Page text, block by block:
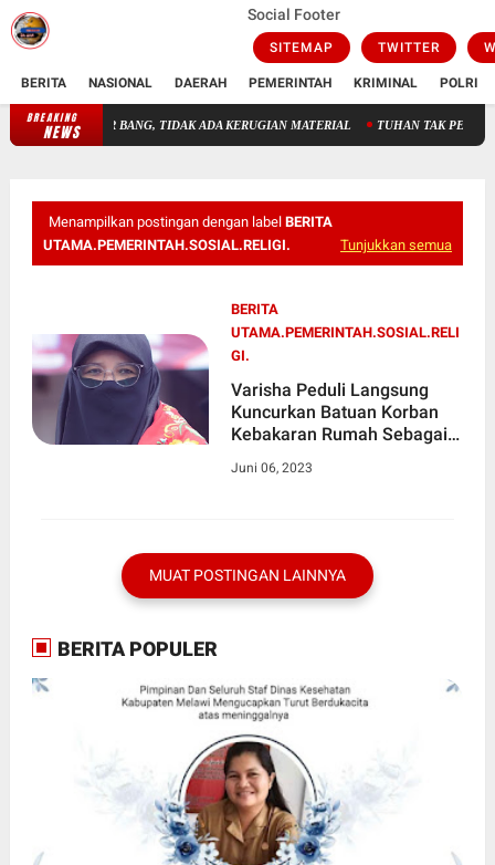
Social Footer
SITEMAP TWITTER
BERITA NASIONAL DAERAH PEMERINTAH KRIMINAL POLRI
BREAKING
NEWS
AIR BANG, TIDAK ADA KERUGIAN MATERIAL TUHAN TAK PERLU DICARI,
Menampilkan postingan dengan label BERITA
UTAMA.PEMERINTAH.SOSIAL.RELIGI.
Tunjukkan semua
BERITA
UTAMA.PEMERINTAH.SOSIAL.RELI
GI.
Varisha Peduli Langsung
Kuncurkan Batuan Korban
Kebakaran Rumah Sebagai
Makan.
Juni 06, 2023
MUAT POSTINGAN LAINNYA
BERITA POPULER